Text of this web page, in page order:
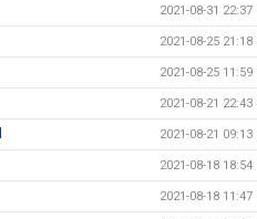
2021-08-31 22:37
2021-08-25 21:18
2021-08-25 11:59
2021-08-21 22:43
2021-08-21 09:13
2021-08-18 18:54
2021-08-18 11:47